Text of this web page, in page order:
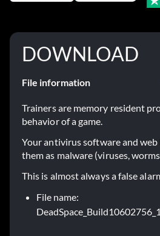
DOWNLOAD
File information
Trainers are memory resident
behavior of a game.
Your antivirus software and
them as malware (viruses,
This is almost always a false
File name: